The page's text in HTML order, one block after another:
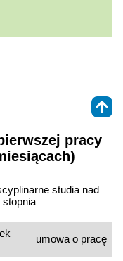
pracy
studia nad
stopnia
umowa o pracę